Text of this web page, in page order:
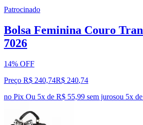
Patrocinado
Bolsa Feminina Couro
7026
14% OFF
Preço R$ 240,74R$ 240,74
no Pix Ou 5x de R$ 55,99 sem jurosou 5x de